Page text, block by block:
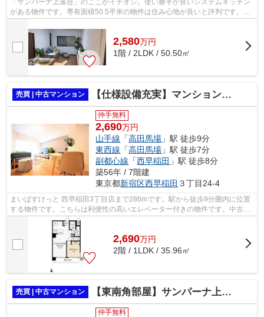
「サンパーナ上落合」のここがイチオシ。使い勝手が良いシステムキッチン
がある物件です。専有面積50.5平米の物件は住み心地が良いと評判です。バ
2,580万円
1階 / 2LDK / 50.50㎡
売買 | 中古マンション 【仕様設備充実】マンション高田馬場
仲手無料
2,690万円
山手線 「高田馬場 」駅 徒歩9分
東西線 「高田馬場 」駅 徒歩7分
副都心線 「西早稲田 」駅 徒歩8分
築56年 / 7階建
東京都新宿区西早稲田 ３丁目24-4
まいばすけっと 西早稲田3丁目店まで286mです。駅から徒歩9分圏内に位置
する物件です。こちらは利便性の高いエレベーター付きの物件です。中古マ
ンションなら周りにどのような人が住ん...
2,690万円
2階 / 1LDK / 35.96㎡
売買 | 中古マンション 【東南角部屋】サンパーナ上落合
仲手無料